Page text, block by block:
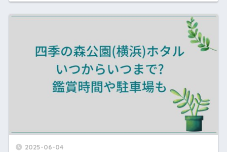
2025-06-04